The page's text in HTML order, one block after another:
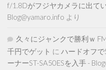
f/1.8Dがフジヤカメラに出て
Blog@yamaro.info より
久々にジャンクで勝利ｗ
千円でゲット に ハードオフで
ーナーST-SA50ESを入手 -